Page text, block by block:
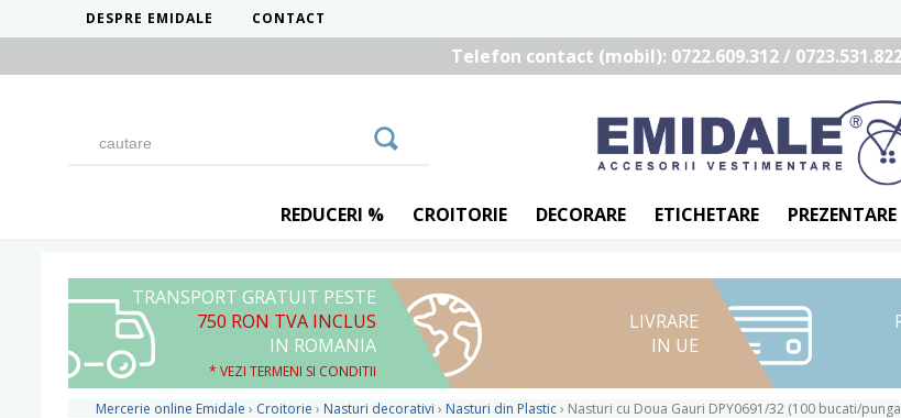
DESPRE EMIDALE CONTACT
Telefon contact (mobil): 0722.609.312 /
REDUCERI % CROITORIE DECORARE ETICHETARE PREZENTARE
TRANSPORT GRATUIT PESTE
750 RON TVA INCLUS
IN ROMANIA
* VEZI TERMENI SI CONDITII
LIVRARE
IN UE
Mercerie online Emidale › Croitorie › Nasturi decorativi › Nasturi din Plastic› Nasturi cu Doua Gauri DPY0691/32 (100 bucati/